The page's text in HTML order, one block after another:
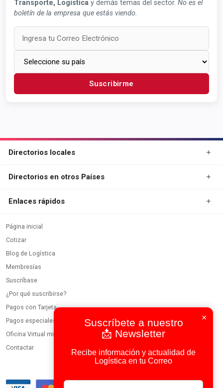
Transporte, Logística y demás temas del sector. No es el
boletín de la empresa que estás viendo.
Suscribirme
×
Suscríbete a nuestro
📩 Newsletter
Recibe información y actualidad de
Logística en tu Correo
Directorios locales
Directorios en otros Países
Enlaces rápidos
Página inicial
Cotizar
Blog de Logística
Membresías
Suscríbase
¿Por qué suscribirse?
Pagos con Tarjeta
Pagos especiales
Oficina Virtual miembros
Contactar